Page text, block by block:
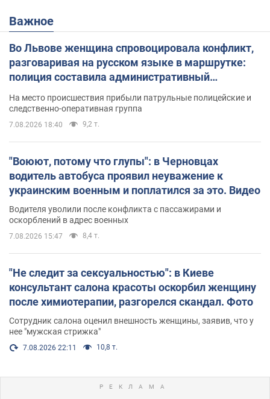
Важное
Во Львове женщина спровоцировала конфликт,
разговаривая на русском языке в маршрутке:
полиция составила административный
На место происшествия прибыли патрульные полицейские и
следственно-оперативная группа
7.08.2026 18:40 9,2 т.
"Воюют, потому что глупы": в Черновцах
водитель автобуса проявил неуважение к
украинским военным и поплатился за это. Видео
Водителя уволили после конфликта с пассажирами и
оскорблений в адрес военных
7.08.2026 15:47 8,4 т.
"Не следит за сексуальностью": в Киеве
консультант салона красоты оскорбил женщину
после химиотерапии, разгорелся скандал. Фото
Сотрудник салона оценил внешность женщины, заявив, что у
нее "мужская стрижка"
7.08.2026 22:11 10,8 т.